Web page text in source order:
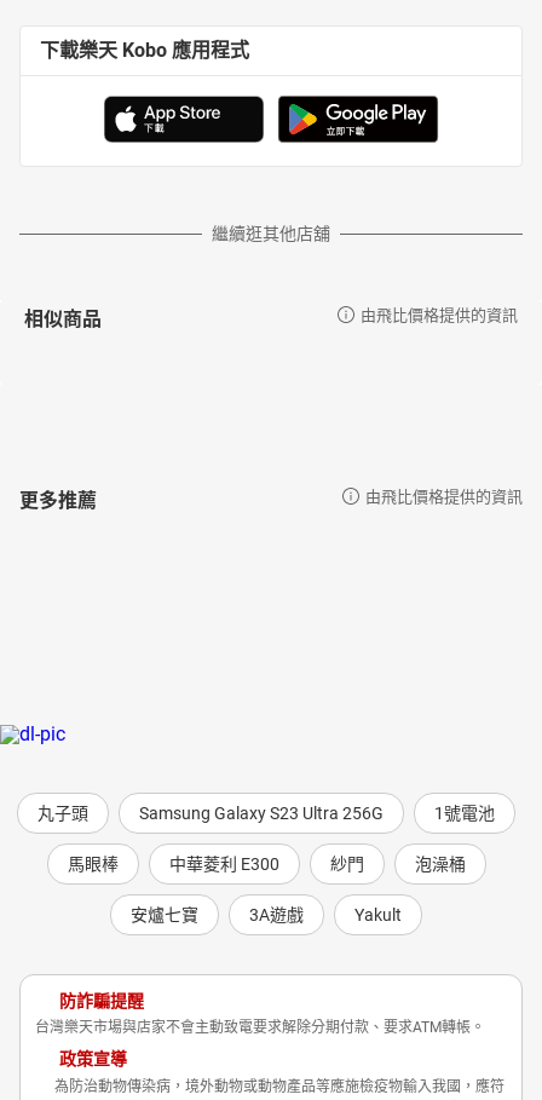
下載樂天 Kobo 應用程式
繼續逛其他店舖
相似商品 由飛比價格提供的資訊
更多推薦 由飛比價格提供的資訊
丸子頭 Samsung Galaxy S23 Ultra 256G 1號電池
馬眼棒 中華菱利 E300 紗門 泡澡桶
安爐七寶 3A遊戲 Yakult
防詐騙提醒
台灣樂天市場與店家不會主動致電要求解除分期付款、要求ATM轉帳。
政策宣導
為防治動物傳染病，境外動物或動物產品等應施檢疫物輸入我國，應符